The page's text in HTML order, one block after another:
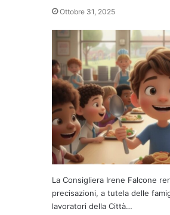
Ottobre 31, 2025
La Consigliera Irene Falcone
precisazioni, a tutela delle
lavoratori della Città…